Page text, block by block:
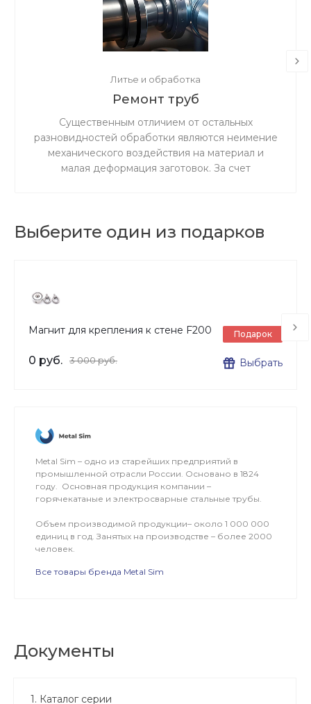
Литье и обработка
Ремонт труб
Существенным отличием от остальных
разновидностей обработки являются неимение
механического воздействия на материал и
малая деформация заготовок. За счет
Выберите один из подарков
Магнит для крепления к стене F200
0 руб. 3 000 руб.
Подарок
Выбрать
Metal Sim – одно из старейших предприятий в
промышленной отрасли России. Основано в 1824
году. Основная продукция компании –
горячекатаные и электросварные стальные трубы.
Объем производимой продукции– около 1 000 000
единиц в год. Занятых на производстве – более 2000
человек.
Все товары бренда Metal Sim
Документы
1. Каталог серии